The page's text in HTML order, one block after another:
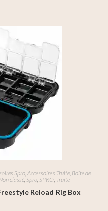
Spro Accessoires Truite Boîte de
classé Spro SPRO Truite
Reload Rig Box